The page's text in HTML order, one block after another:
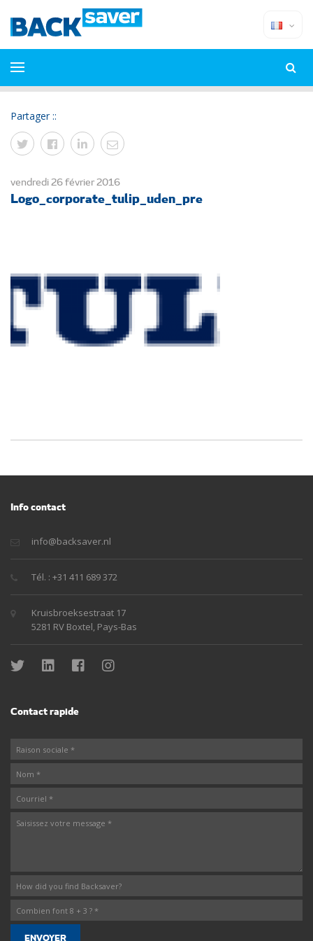
Partager ::
vendredi 26 février 2016
Logo_corporate_tulip_uden_pre
Info contact
info@backsaver.nl
Tél. : +31 411 689 372
Kruisbroeksestraat 17
5281 RV Boxtel, Pays-Bas
Contact rapide